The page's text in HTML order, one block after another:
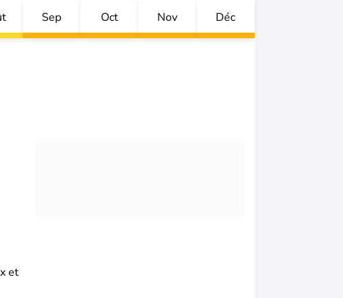
Sep Oct Nov Déc
et